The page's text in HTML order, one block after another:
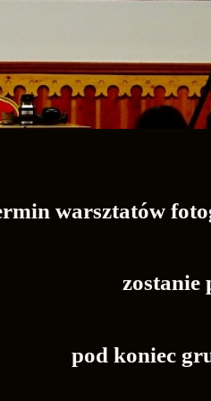
warsztatów
zostanie
pod koniec